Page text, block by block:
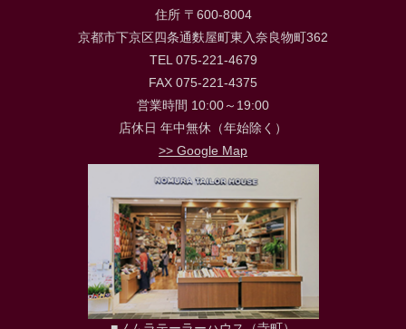
住所 〒600-8004
京都市下京区四条通麩屋町東入奈良物町362
TEL 075-221-4679
FAX 075-221-4375
営業時間 10:00～19:00
店休日 年中無休（年始除く）
>> Google Map